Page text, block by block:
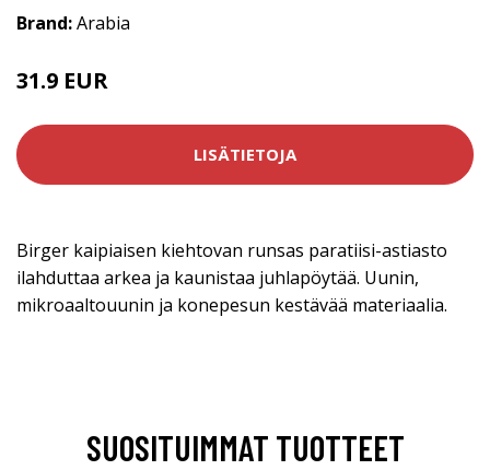
Brand:Arabia
31.9 EUR
LISÄTIETOJA
Birger kaipiaisen kiehtovan runsas paratiisi-astiasto
ilahduttaa arkea ja kaunistaa juhlapöytää. Uunin,
mikroaaltouunin ja konepesun kestävää materiaalia.
SUOSITUIMMAT TUOTTEET